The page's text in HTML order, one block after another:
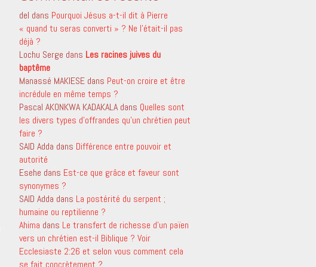
del dans Pourquoi Jésus a-t-il dit à Pierre
« quand tu seras converti » ? Ne l’était-il pas
déjà ?
Lochu Serge dans Les racines juives du
baptême
Manassé MAKIESEdans Peut-on croire et être
incrédule en même temps ?
Pascal AKONKWA KADAKALAdans Quelles sont
les divers types d’offrandes qu’un chrétien peut
faire ?
SAID Adda dans Différence entre pouvoir et
autorité
Esehe dans Est-ce que grâce et faveur sont
synonymes ?
SAID Adda dans La postérité du serpent ;
humaine ou reptilienne ?
Ahima dans Le transfert de richesse d’un païen
vers un chrétien est-il Biblique ? Voir
Ecclesiaste 2:26 et selon vous comment cela
se fait concrètement ?